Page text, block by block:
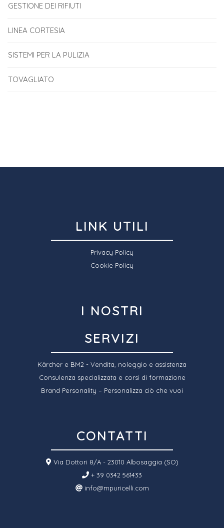
GESTIONE DEI RIFIUTI
LINEA CORTESIA
SISTEMI PER LA PULIZIA
TOVAGLIATO
LINK UTILI
Privacy Policy
Cookie Policy
I NOSTRI
SERVIZI
Kärcher e BM2 - Vendita, noleggio e assistenza
Consulenza specializzata e corsi di formazione
Brand Personality – Personalizza ciò che vuoi
CONTATTI
Via Dottori 8/A - 23010 Albosaggia (SO)
+ 39 0342 561433
info@mpuricelli.com